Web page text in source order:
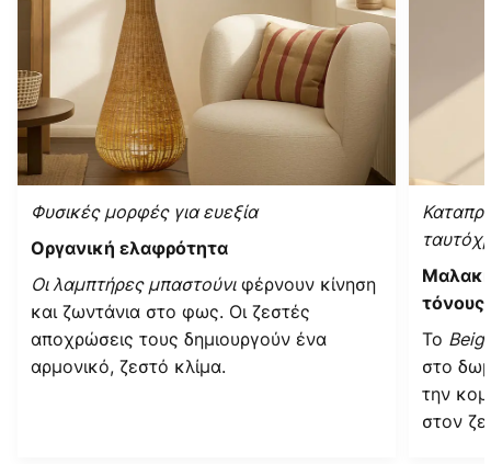
Φυσικές μορφές για ευεξία
Οργανική ελαφρότητα
Οι λαμπτήρες μπαστούνιφέρνουν κίνηση
και ζωντάνια στο φως. Οι ζεστές
αποχρώσεις τους δημιουργούν ένα
αρμονικό, ζεστό κλίμα.
Μαλακή
τόνους
Το
στο
την
στον